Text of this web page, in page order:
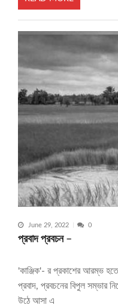
June 29, 2022 0
প্রবাদ প্রবচন –
'কাঞ্জিক'- র প্রকাশের আরম্ভ
প্রবাদ, প্রবচনের বিপুল সম্ভার
উঠে আসা এ